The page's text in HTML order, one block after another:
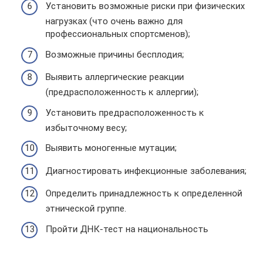
Установить возможные риски при физических
нагрузках (что очень важно для
профессиональных спортсменов);
Возможные причины бесплодия;
Выявить аллергические реакции
(предрасположенность к аллергии);
Установить предрасположенность к
избыточному весу;
Выявить моногенные мутации;
Диагностировать инфекционные заболевания;
Определить принадлежность к определенной
этнической группе.
Пройти ДНК-тест на национальность